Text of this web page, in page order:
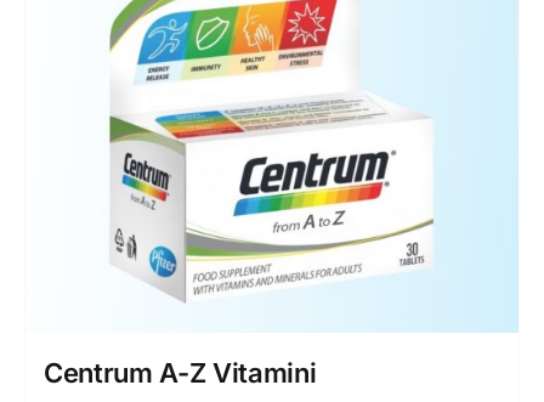
Centrum A-Z Vitamini